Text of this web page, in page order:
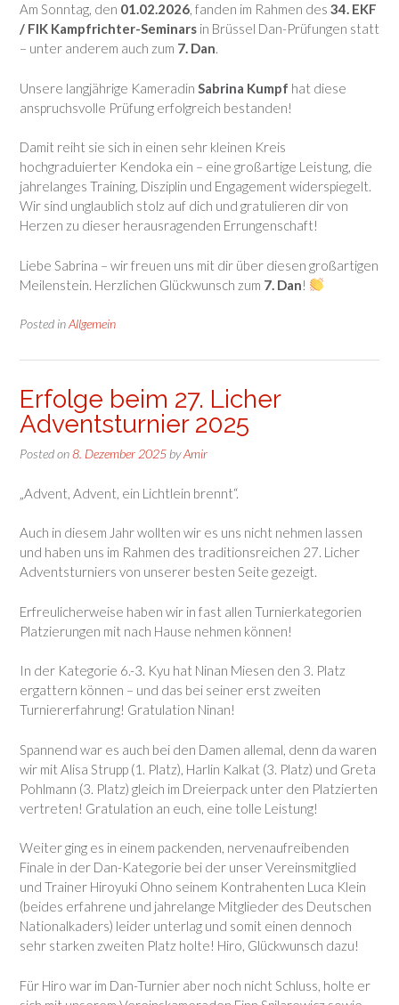
Am Sonntag, den 01.02.2026, fanden im Rahmen des 34. EKF
/ FIK Kampfrichter-Seminars in Brüssel Dan-Prüfungen statt
– unter anderem auch zum 7. Dan.
Unsere langjährige Kameradin Sabrina Kumpf hat diese
anspruchsvolle Prüfung erfolgreich bestanden!
Damit reiht sie sich in einen sehr kleinen Kreis
hochgraduierter Kendoka ein – eine großartige Leistung, die
jahrelanges Training, Disziplin und Engagement widerspiegelt.
Wir sind unglaublich stolz auf dich und gratulieren dir von
Herzen zu dieser herausragenden Errungenschaft!
Liebe Sabrina – wir freuen uns mit dir über diesen großartigen
Meilenstein. Herzlichen Glückwunsch zum 7. Dan!
Posted inAllgemein
Erfolge beim 27. Licher
Adventsturnier 2025
Posted on8. Dezember 2025 byAmir
„Advent, Advent, ein Lichtlein brennt“.
Auch in diesem Jahr wollten wir es uns nicht nehmen lassen
und haben uns im Rahmen des traditionsreichen 27. Licher
Adventsturniers von unserer besten Seite gezeigt.
Erfreulicherweise haben wir in fast allen Turnierkategorien
Platzierungen mit nach Hause nehmen können!
In der Kategorie 6.-3. Kyu hat Ninan Miesen den 3. Platz
ergattern können – und das bei seiner erst zweiten
Turniererfahrung! Gratulation Ninan!
Spannend war es auch bei den Damen allemal, denn da waren
wir mit Alisa Strupp (1. Platz), Harlin Kalkat (3. Platz) und Greta
Pohlmann (3. Platz) gleich im Dreierpack unter den Platzierten
vertreten! Gratulation an euch, eine tolle Leistung!
Weiter ging es in einem packenden, nervenaufreibenden
Finale in der Dan-Kategorie bei der unser Vereinsmitglied
und Trainer Hiroyuki Ohno seinem Kontrahenten Luca Klein
(beides erfahrene und jahrelange Mitglieder des Deutschen
Nationalkaders) leider unterlag und somit einen dennoch
sehr starken zweiten Platz holte! Hiro, Glückwunsch dazu!
Für Hiro war im Dan-Turnier aber noch nicht Schluss, holte er